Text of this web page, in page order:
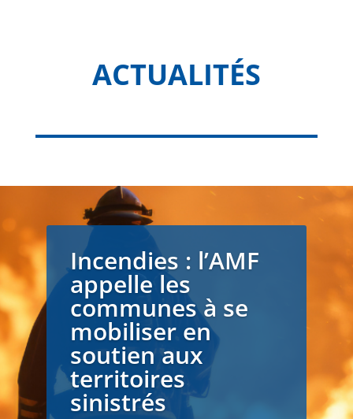
ACTUALITÉS
Incendies : l’AMF
appelle les
communes à se
mobiliser en
soutien aux
territoires
sinistrés